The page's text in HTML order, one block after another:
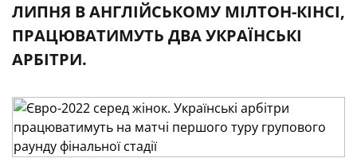
ЛИПНЯ В АНГЛІЙСЬКОМУ МІЛТОН-КІНСІ,
ПРАЦЮВАТИМУТЬ ДВА УКРАЇНСЬКІ
АРБІТРИ.